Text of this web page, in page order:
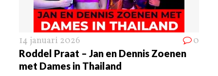
14 januari 2026 0
Roddel Praat – Jan en Dennis Zoenen
met Dames in Thailand